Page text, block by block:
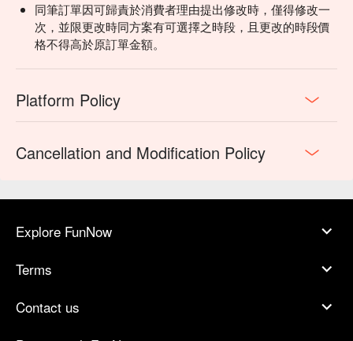
同筆訂單因可歸責於消費者理由提出修改時，僅得修改一
次，並限更改時同方案有可選擇之時段，且更改的時段價
格不得高於原訂單金額。
Platform Policy
Cancellation and Modification Policy
Explore FunNow
Terms
Contact us